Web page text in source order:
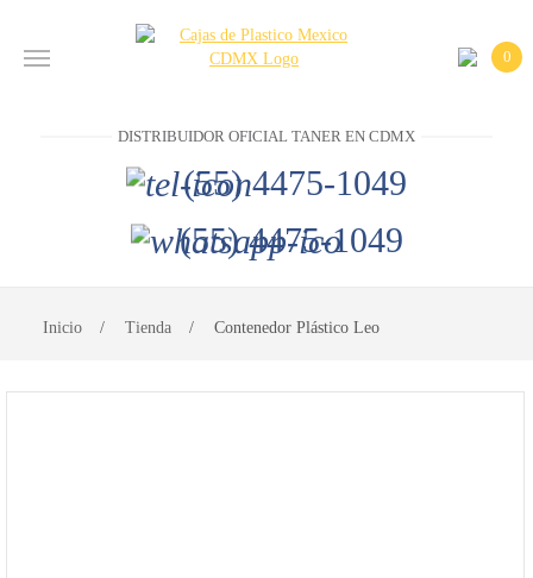
0
DISTRIBUIDOR OFICIAL TANER EN CDMX
(55) 4475-1049
(55) 4475-1049
CONTACTO
TANER EN
(55)
Inicio Tienda Contenedor Plástico Leo